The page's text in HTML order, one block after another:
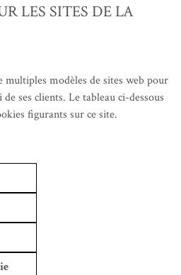
LES SITES DE LA
modèles de sites web pour
ses clients. Le tableau ci-dessous
figurants sur ce site.